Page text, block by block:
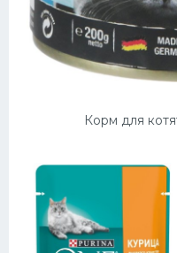
Корм для